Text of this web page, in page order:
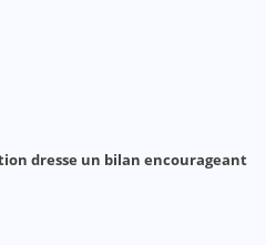
dresse un bilan encourageant